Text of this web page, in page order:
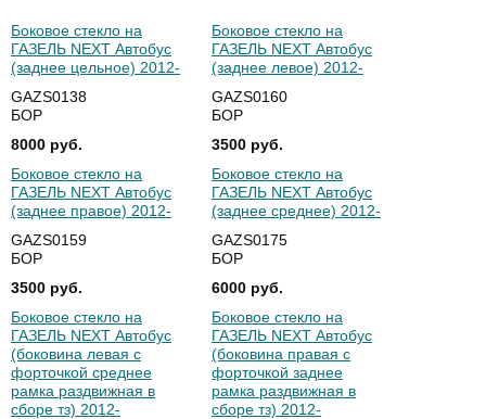
Боковое стекло на
ГАЗЕЛЬ NEXT Автобус
(заднее цельное) 2012-
GAZS0138
БОР
8000 руб.
Боковое стекло на
ГАЗЕЛЬ NEXT Автобус
(заднее левое) 2012-
GAZS0160
БОР
3500 руб.
Боковое стекло на
ГАЗЕЛЬ NEXT Автобус
(заднее правое) 2012-
GAZS0159
БОР
3500 руб.
Боковое стекло на
ГАЗЕЛЬ NEXT Автобус
(заднее среднее) 2012-
GAZS0175
БОР
6000 руб.
Боковое стекло на
ГАЗЕЛЬ NEXT Автобус
(боковина левая с
форточкой среднее
рамка раздвижная в
сборе тз) 2012-
Боковое стекло на
ГАЗЕЛЬ NEXT Автобус
(боковина правая с
форточкой заднее
рамка раздвижная в
сборе тз) 2012-